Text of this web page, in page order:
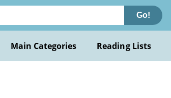
Go!
Main Categories Reading Lists